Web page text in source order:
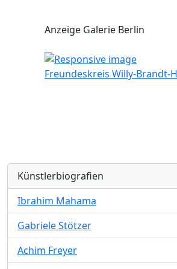
Anzeige Galerie Berlin
Freundeskreis Willy-Brandt-
Künstlerbiografien
Ibrahim Mahama
Gabriele Stötzer
Achim Freyer